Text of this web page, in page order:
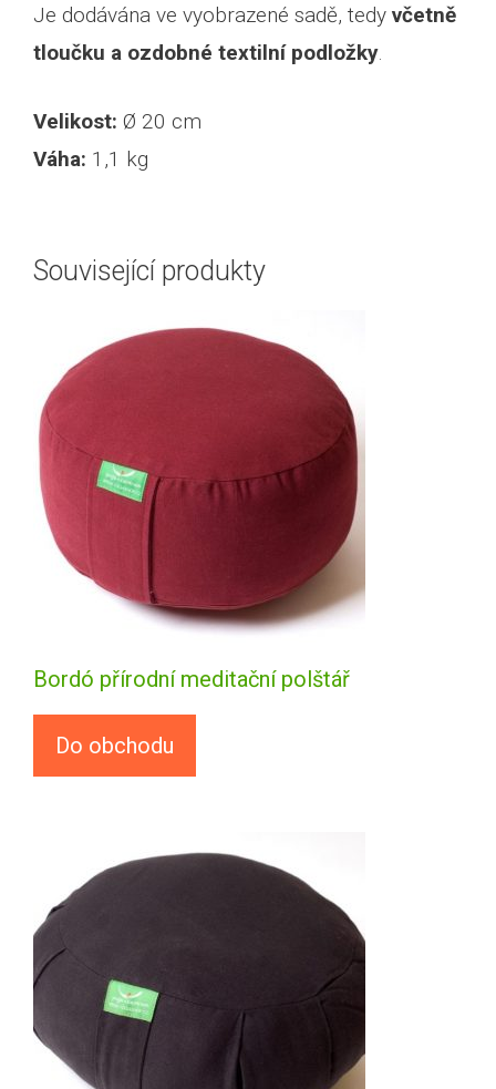
Je dodávána ve vyobrazené sadě, tedy včetně
tloučku a ozdobné textilní podložky.
Velikost: Ø 20 cm
Váha: 1,1 kg
Související produkty
Bordó přírodní meditační polštář
Do obchodu